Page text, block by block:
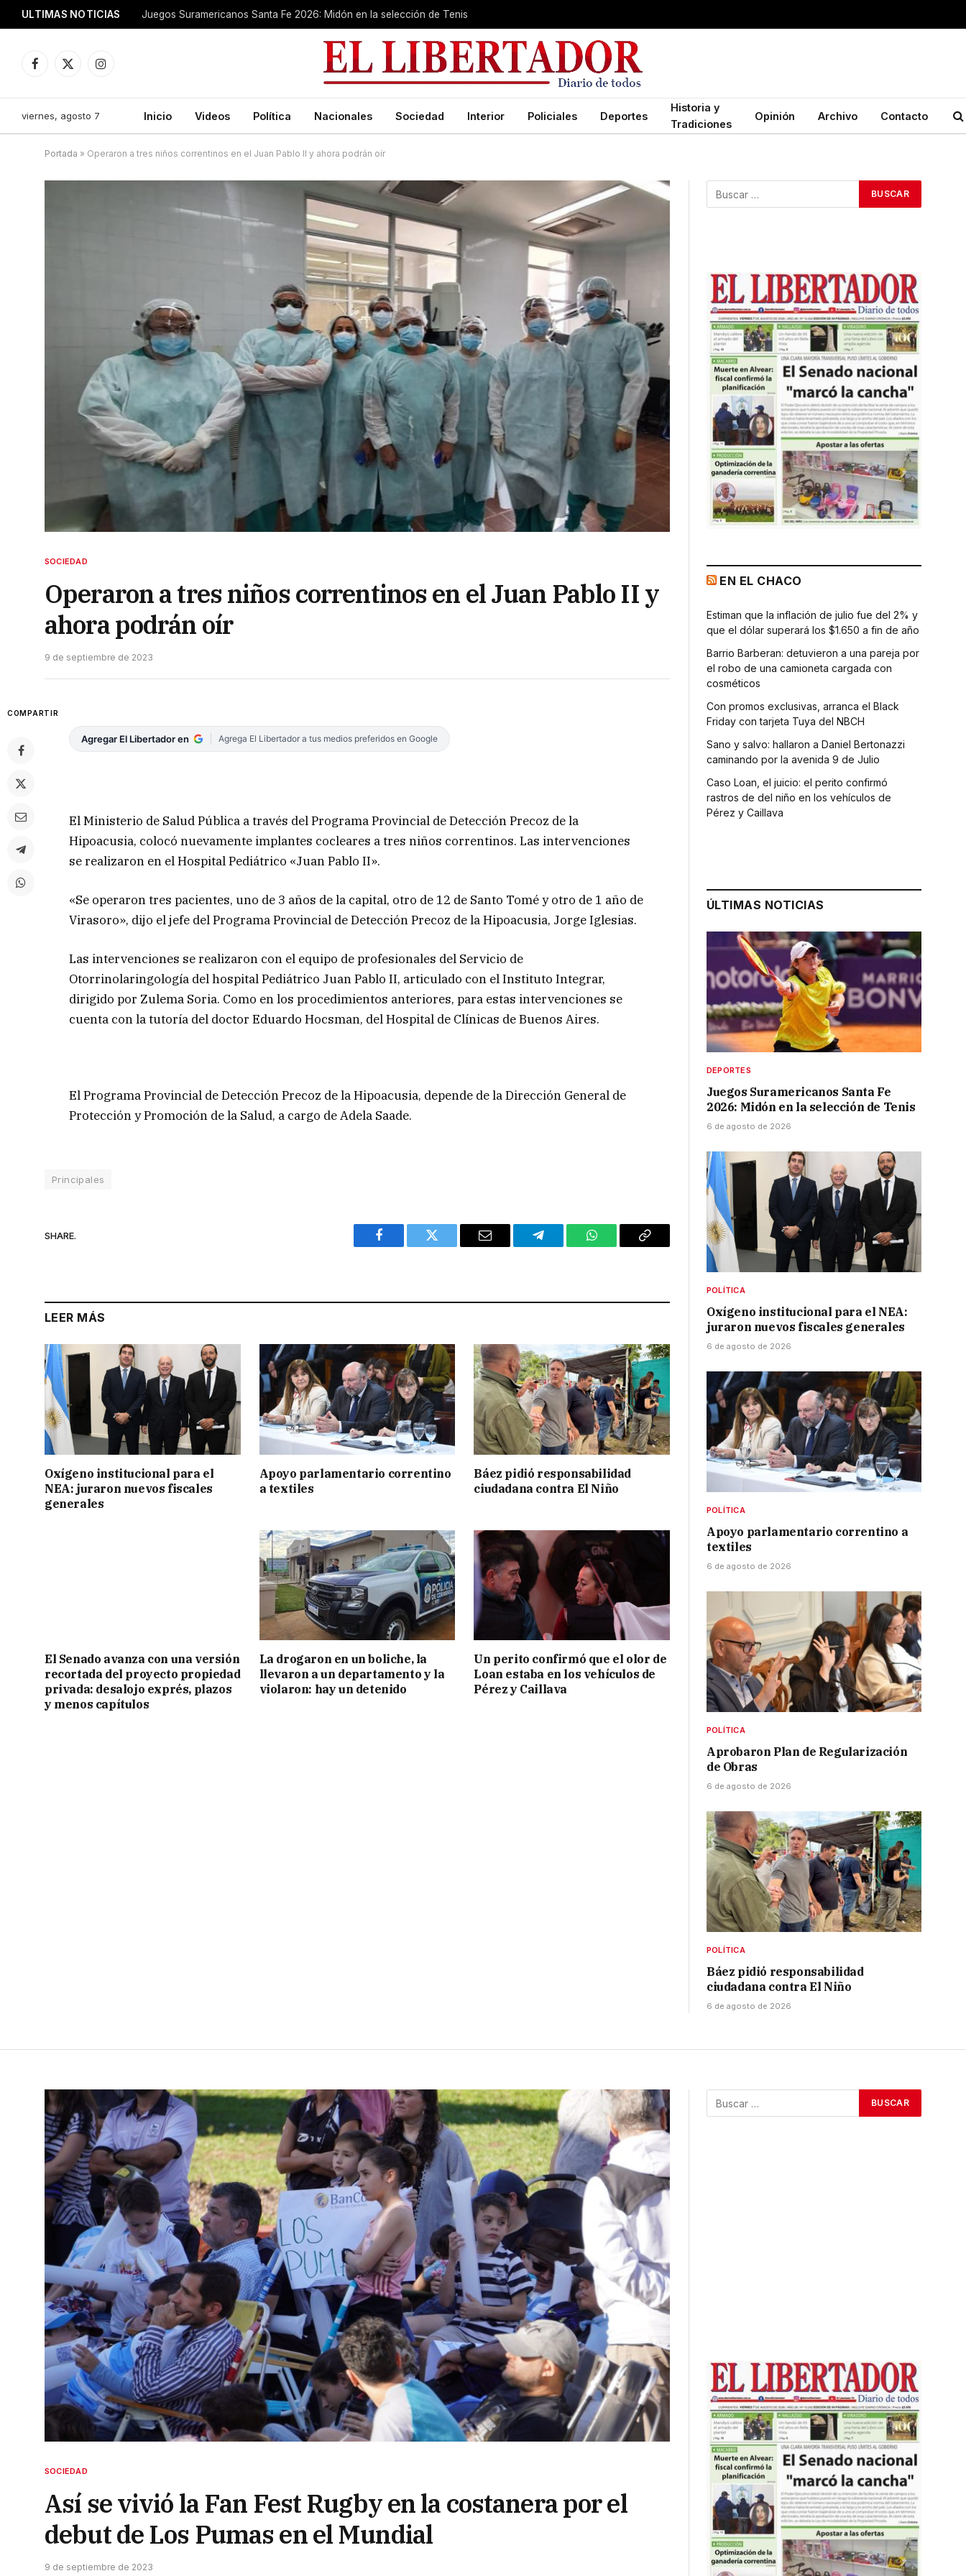
ULTIMAS NOTICIAS Juegos Suramericanos Santa Fe 2026: Midón en la selección de Tenis
Facebook
X
Instagram
viernes, agosto 7 Inicio Videos Política Nacionales Sociedad Interior Policiales Deportes
Historia y
Tradiciones
Opinión Archivo Contacto
Portada » Operaron a tres niños correntinos en el Juan Pablo II y ahora podrán oír
SOCIEDAD
Operaron a tres niños correntinos en el Juan Pablo II y
ahora podrán oír
9 de septiembre de 2023
COMPARTIR
Agregar El Libertador en Agrega El Libertador a tus medios preferidos en Google
El Ministerio de Salud Pública a través del Programa Provincial de Detección Precoz de la
Hipoacusia, colocó nuevamente implantes cocleares a tres niños correntinos. Las intervenciones
se realizaron en el Hospital Pediátrico «Juan Pablo II».
«Se operaron tres pacientes, uno de 3 años de la capital, otro de 12 de Santo Tomé y otro de 1 año de
Virasoro», dijo el jefe del Programa Provincial de Detección Precoz de la Hipoacusia, Jorge Iglesias.
Las intervenciones se realizaron con el equipo de profesionales del Servicio de
Otorrinolaringología del hospital Pediátrico Juan Pablo II, articulado con el Instituto Integrar,
dirigido por Zulema Soria. Como en los procedimientos anteriores, para estas intervenciones se
cuenta con la tutoría del doctor Eduardo Hocsman, del Hospital de Clínicas de Buenos Aires.
El Programa Provincial de Detección Precoz de la Hipoacusia, depende de la Dirección General de
Protección y Promoción de la Salud, a cargo de Adela Saade.
Principales
SHARE.
Facebook Twitter Email Telegram WhatsAppCopy
LEER MÁS
Oxígeno institucional para el
NEA: juraron nuevos fiscales
generales
Apoyo parlamentario correntino
a textiles
Báez pidió responsabilidad
ciudadana contra El Niño
El Senado avanza con una versión
recortada del proyecto propiedad
privada: desalojo exprés, plazos
y menos capítulos
La drogaron en un boliche, la
llevaron a un departamento y la
violaron: hay un detenido
Un perito confirmó que el olor de
Loan estaba en los vehículos de
Pérez y Caillava
EN EL CHACO
Estiman que la inflación de julio fue del 2% y
que el dólar superará los $1.650 a fin de año
Barrio Barberan: detuvieron a una pareja por
el robo de una camioneta cargada con
cosméticos
Con promos exclusivas, arranca el Black
Friday con tarjeta Tuya del NBCH
Sano y salvo: hallaron a Daniel Bertonazzi
caminando por la avenida 9 de Julio
Caso Loan, el juicio: el perito confirmó
rastros de del niño en los vehículos de
Pérez y Caillava
ÚLTIMAS NOTICIAS
DEPORTES
Juegos Suramericanos Santa Fe
2026: Midón en la selección de Tenis
6 de agosto de 2026
POLÍTICA
Oxígeno institucional para el NEA:
juraron nuevos fiscales generales
6 de agosto de 2026
POLÍTICA
Apoyo parlamentario correntino a
textiles
6 de agosto de 2026
POLÍTICA
Aprobaron Plan de Regularización
de Obras
6 de agosto de 2026
POLÍTICA
Báez pidió responsabilidad
ciudadana contra El Niño
6 de agosto de 2026
SOCIEDAD
Así se vivió la Fan Fest Rugby en la costanera por el
debut de Los Pumas en el Mundial
9 de septiembre de 2023